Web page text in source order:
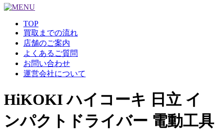
TOP
買取までの流れ
店舗のご案内
よくあるご質問
お問い合わせ
運営会社について
HiKOKI ハイコーキ 日立 イ
ンパクトドライバー 電動工具